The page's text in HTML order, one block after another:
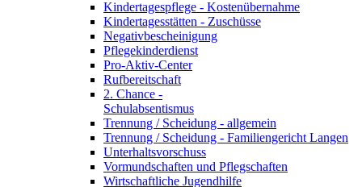
Kindertagespflege - Kostenübernahme
Kindertagesstätten - Zuschüsse
Negativbescheinigung
Pflegekinderdienst
Pro-Aktiv-Center
Rufbereitschaft
2. Chance -
Schulabsentismus
Trennung / Scheidung - allgemein
Trennung / Scheidung - Familiengericht Langen
Unterhaltsvorschuss
Vormundschaften und Pflegschaften
Wirtschaftliche Jugendhilfe